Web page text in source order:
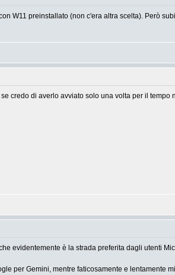
W11 preinstallato (non c'era altra scelta). Però
credo di averlo avviato solo una volta per il
evidentemente è la strada preferita dagli utenti
per Gemini, mentre faticosamente e lentamente